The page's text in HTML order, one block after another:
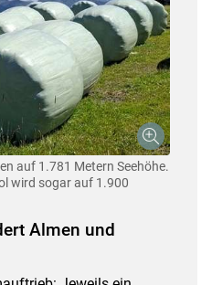
auf 1.781 Metern Seehöhe.
wird sogar auf 1.900
Almen und